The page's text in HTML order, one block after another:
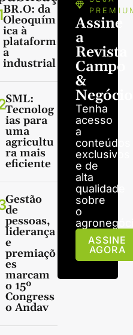
BR.O: da
Oleoquím
ica à
plataform
a
industrial
SML:
Tecnolog
ias para
uma
agricultu
ra mais
eficiente
Gestão
de
pessoas,
liderança
e
premiaçõ
es
marcam
o 15º
Congress
o Andav
Assine
a
Revista
Campo
&
Tenha
acesso
a
conteúdos
exclusivos
e de
alta
qualidade
sobre
o
ASSINE
AGORA